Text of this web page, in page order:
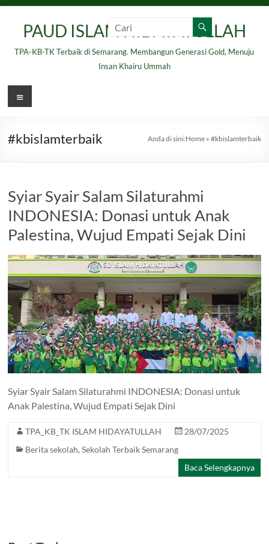
contentPAUD ISLAM HIDAYATULLAH
TPA-KB-TK Terbaik di Semarang. Membangun Generasi Gold, Menuju
Insan Khairu Ummah
Menu
#kbislamterbaik Anda di sini:Home» #kbislamterbaik
Syiar Syair Salam Silaturahmi
INDONESIA: Donasi untuk Anak
Palestina, Wujud Empati Sejak Dini
Syiar Syair Salam Silaturahmi INDONESIA: Donasi untuk
Anak Palestina, Wujud Empati Sejak Dini
TPA_KB_TK ISLAM HIDAYATULLAH
28/07/2025
Berita sekolah,Sekolah Terbaik Semarang
Baca Selengkapnya